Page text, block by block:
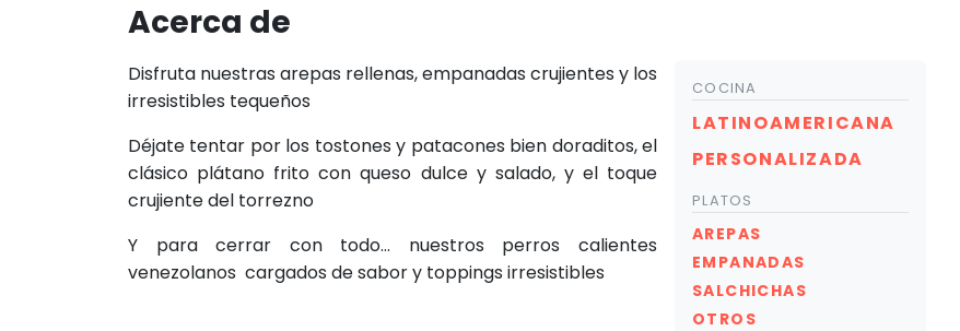
Acerca de
COCINA
LATINOAMERICANA
PERSONALIZADA
PLATOS
AREPAS
EMPANADAS
SALCHICHAS
OTROS
Disfruta nuestras arepas rellenas, empanadas crujientes y los
irresistibles tequeños
Déjate tentar por los tostones y patacones bien doraditos, el
clásico plátano frito con queso dulce y salado, y el toque
crujiente del torrezno
Y para cerrar con todo… nuestros perros calientes
venezolanos cargados de sabor y toppings irresistibles